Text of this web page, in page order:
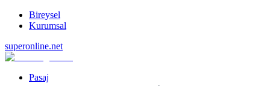
Bireysel
Kurumsal
superonline.net
Pasaj